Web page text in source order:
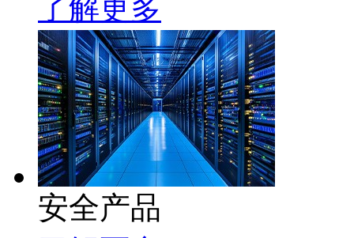
了解更多
安全产品